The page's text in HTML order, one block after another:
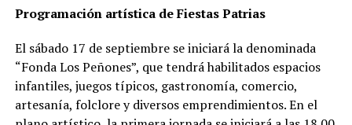
Programación artística de Fiestas Patrias
El sábado 17 de septiembre se iniciará la denominada
“Fonda Los Peñones”, que tendrá habilitados espacios
infantiles, juegos típicos, gastronomía, comercio,
artesanía, folclore y diversos emprendimientos. En el